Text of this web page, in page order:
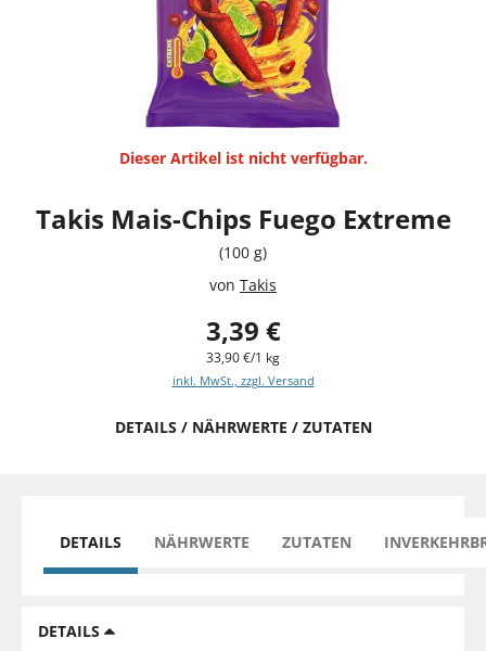
Dieser Artikel ist nicht verfügbar.
Takis Mais-Chips Fuego Extreme
(100 g)
von Takis
3,39 €
33,90 €/1 kg
inkl. MwSt., zzgl. Versand
DETAILS / NÄHRWERTE / ZUTATEN
DETAILS NÄHRWERTE ZUTATEN
DETAILS